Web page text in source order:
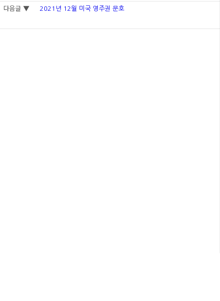
다음글 ▼ 2021년 12월 미국 영주권 문호